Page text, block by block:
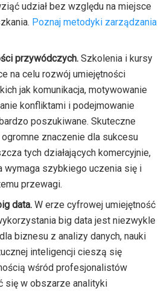
udział bez względu na miejsce
Poznaj metodyki zarządzania
przywódczych. Szkolenia i kursy
na celu rozwój umiejętności
jak komunikacja, motywowanie
konfliktami i podejmowanie
poszukiwane. Skuteczne
znaczenie dla sukcesu
tych działających komercyjnie,
wymaga szybkiego uczenia się i
przewagi.
data. W erze cyfrowej umiejętność
big data jest niezwykle
biznesu z analizy danych, nauki
inteligencji cieszą się
wśród profesjonalistów
się w obszarze analityki